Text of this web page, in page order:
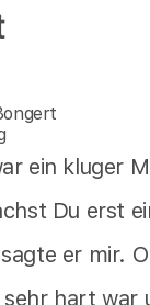
ein kluger
Du erst
er mir.
sehr hart war